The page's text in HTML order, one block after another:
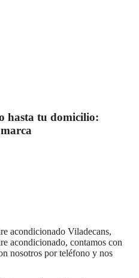
hasta tu domicilio:
acondicionado Viladecans,
acondicionado, contamos con
nosotros por teléfono y nos